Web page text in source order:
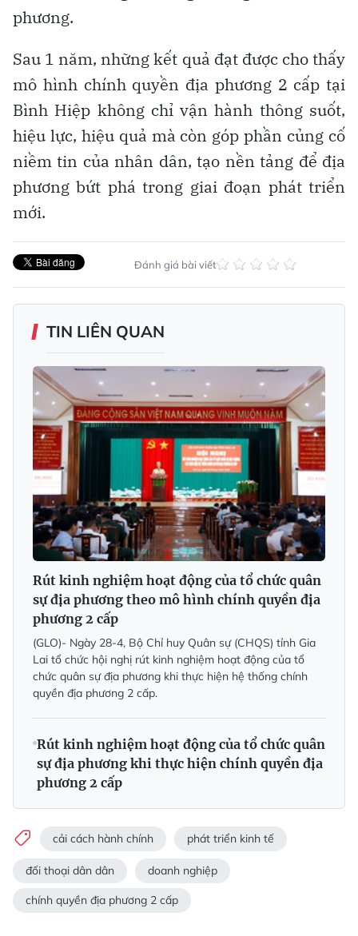
phương.
Sau 1 năm, những kết quả đạt được cho thấy
mô hình chính quyền địa phương 2 cấp tại
Bình Hiệp không chỉ vận hành thông suốt,
hiệu lực, hiệu quả mà còn góp phần củng cố
niềm tin của nhân dân, tạo nền tảng để địa
phương bứt phá trong giai đoạn phát triển
mới.
Đánh giá bài viết
TIN LIÊN QUAN
Rút kinh nghiệm hoạt động của tổ chức quân
sự địa phương theo mô hình chính quyền địa
phương 2 cấp
(GLO)- Ngày 28-4, Bộ Chỉ huy Quân sự (CHQS) tỉnh Gia
Lai tổ chức hội nghị rút kinh nghiệm hoạt động của tổ
chức quân sự địa phương khi thực hiện hệ thống chính
quyền địa phương 2 cấp.
Rút kinh nghiệm hoạt động của tổ chức quân
sự địa phương khi thực hiện chính quyền địa
phương 2 cấp
cải cách hành chính phát triển kinh tế
đối thoại dân dân doanh nghiệp
chính quyền địa phương 2 cấp